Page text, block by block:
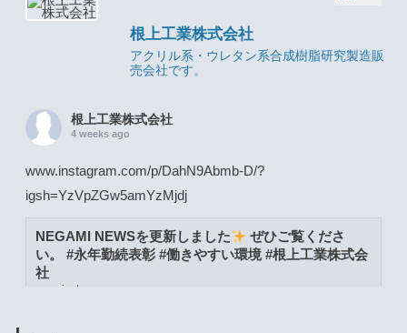
根上工業株式会社
アクリル系・ウレタン系合成樹脂研究製造販
売会社です。
根上工業株式会社
4 weeks ago
www.instagram.com/p/DahN9Abmb-D/?
igsh=YzVpZGw5amYzMjdj
NEGAMI NEWSを更新しました
ぜひご覧くださ
い。 #永年勤続表彰 #働きやすい環境 #根上工業株式会
社
www.instagram.com